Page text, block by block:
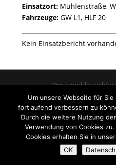
Einsatzort:Mühlenstraße,
Fahrzeuge:GW L1, HLF 20
Kein Einsatzbericht
Designed by
Um unsere Webseite für
fortlaufend verbessern zu
Durch die weitere Nutzung
Verwendung von Cookies
Cookies erhalten Sie in
OK